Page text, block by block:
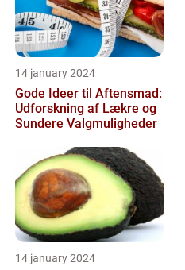
14 january 2024
Gode Ideer til Aftensmad:
Udforskning af Lækre og
Sundere Valgmuligheder
14 january 2024